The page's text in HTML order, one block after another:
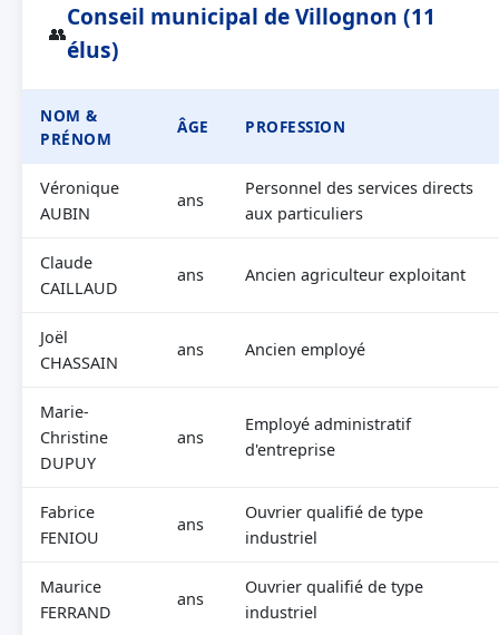
👥
Conseil municipal de Villognon (11
élus)
NOM &
PRÉNOM
ÂGE PROFESSION
Véronique
AUBIN
ans
Personnel des services directs
aux particuliers
Claude
CAILLAUD
ans Ancien agriculteur exploitant
Joël
CHASSAIN
ans Ancien employé
Marie-
Christine
DUPUY
ans
Employé administratif
d'entreprise
Fabrice
FENIOU
ans
Ouvrier qualifié de type
industriel
Maurice
FERRAND
ans
Ouvrier qualifié de type
industriel